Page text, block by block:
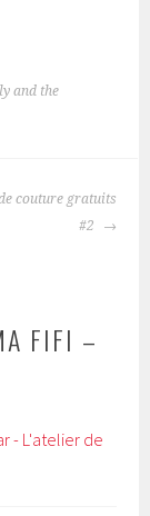
and the
couture gratuits
#2
FIFI –
- L'atelier de